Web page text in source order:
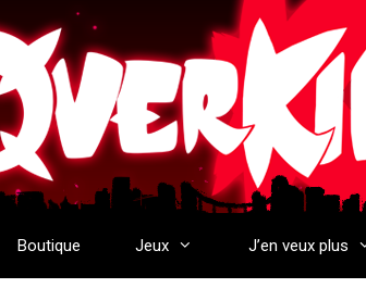
Boutique Jeux J’en veux plus